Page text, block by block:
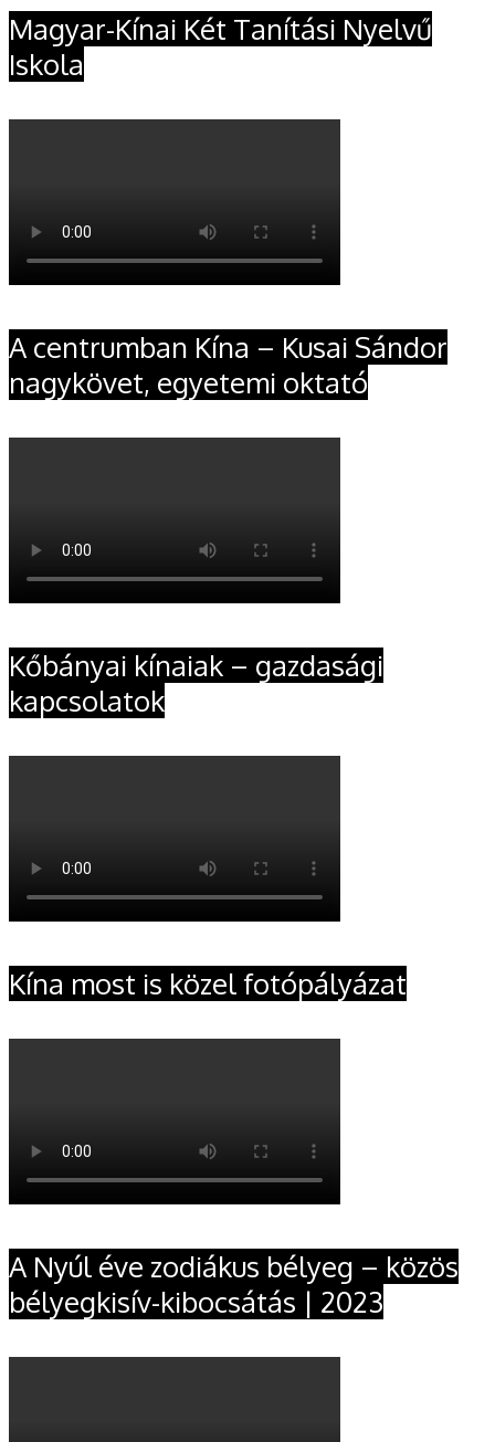
Magyar-Kínai Két Tanítási Nyelvű
Iskola
A centrumban Kína – Kusai Sándor
nagykövet, egyetemi oktató
Kőbányai kínaiak – gazdasági
kapcsolatok
Kína most is közel fotópályázat
A Nyúl éve zodiákus bélyeg – közös
bélyegkisív-kibocsátás | 2023